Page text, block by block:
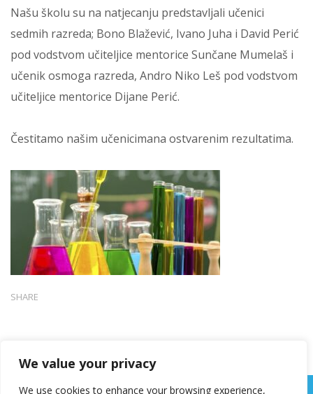
We value your privacy
We use cookies to enhance your browsing experience,
Našu školu su na natjecanju predstavljali učenici
sedmih razreda; Bono Blažević, Ivano Juha i David Perić
pod vodstvom učiteljice mentorice Sunčane Mumelaš i
učenik osmoga razreda, Andro Niko Leš pod vodstvom
učiteljice mentorice Dijane Perić.
Čestitamo našim učenicimana ostvarenim rezultatima.
SHARE